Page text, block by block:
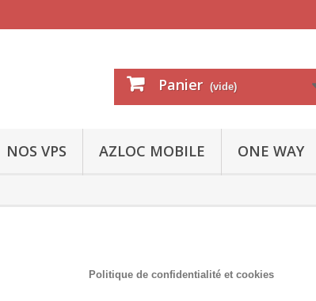
Panier (vide)
NOS VPS AZLOC MOBILE ONE WAY
Politique de confidentialité et cookies